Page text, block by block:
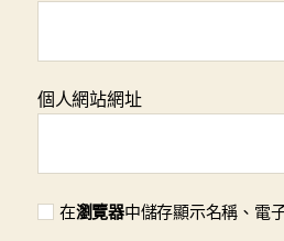
個人網站網址
在瀏覽器中儲存顯示名稱、電